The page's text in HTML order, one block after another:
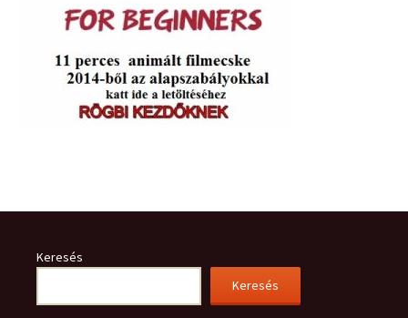
Keresés
Keresés